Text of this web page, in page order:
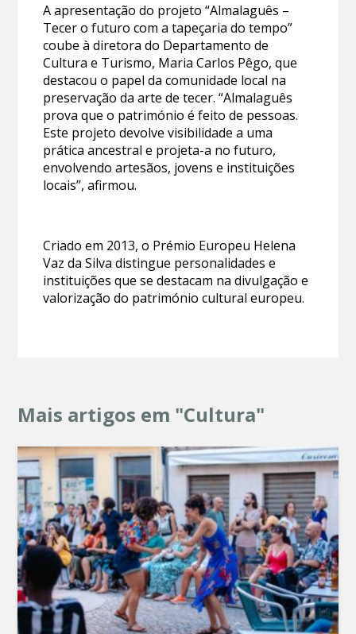
A apresentação do projeto “Almalaguês –
Tecer o futuro com a tapeçaria do tempo”
coube à diretora do Departamento de
Cultura e Turismo, Maria Carlos Pêgo, que
destacou o papel da comunidade local na
preservação da arte de tecer. “Almalaguês
prova que o património é feito de pessoas.
Este projeto devolve visibilidade a uma
prática ancestral e projeta-a no futuro,
envolvendo artesãos, jovens e instituições
locais”, afirmou.
Criado em 2013, o Prémio Europeu Helena
Vaz da Silva distingue personalidades e
instituições que se destacam na divulgação e
valorização do património cultural europeu.
Mais artigos em "Cultura"